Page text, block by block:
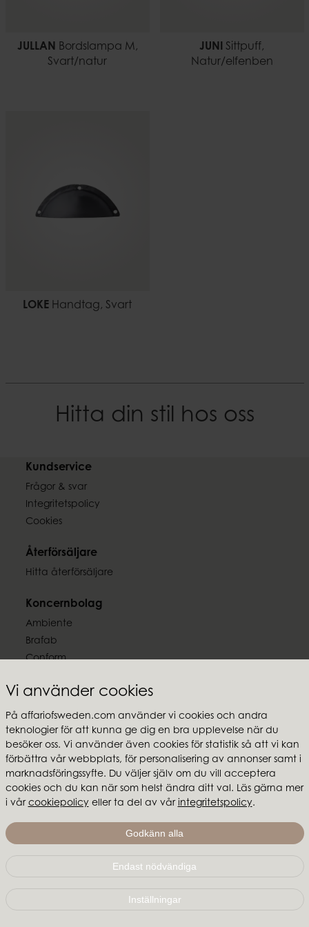
Vi använder cookies
På affariofsweden.com använder vi cookies och andra
teknologier för att kunna ge dig en bra upplevelse när du
besöker oss. Vi använder även cookies för statistik så att vi kan
förbättra vår webbplats, för personalisering av annonser samt i
marknadsföringssyfte. Du väljer själv om du vill acceptera
cookies och du kan när som helst ändra ditt val. Läs gärna mer
i vår cookiepolicyeller ta del av vår integritetspolicy.
Godkänn alla
Endast nödvändiga
Inställningar
JULLAN Bordslampa M,
Svart/natur
JUNI Sittpuff,
Natur/elfenben
LOKE Handtag, Svart
Hitta din stil hos oss
Kundservice
Frågor & svar
Integritetspolicy
Cookies
Återförsäljare
Hitta återförsäljare
Koncernbolag
Ambiente
Brafab
Conform
MTI
Följ oss
Affari of Sweden
Om oss
info@affariofsweden.com
© Copyright 2021 Affari of Sweden AB